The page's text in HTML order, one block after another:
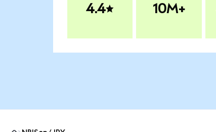
4.4 10M+